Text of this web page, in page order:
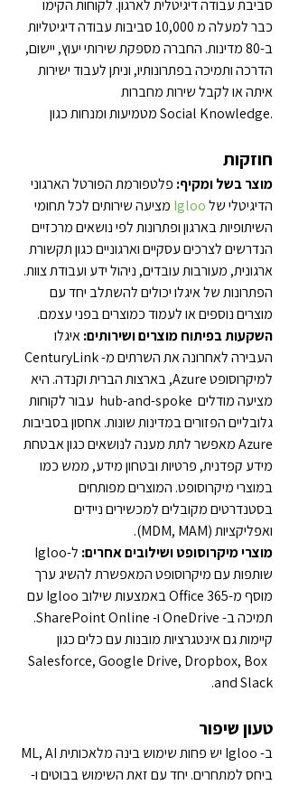
סביבת עבודה דיגיטלית לארגון. לקוחות הקימו
כבר למעלה מ 10,000 סביבות עבודה דיגיטליות
ב-80 מדינות. החברה מספקת שירותי יעוץ, יישום,
הדרכה ותמיכה בפתרונותיו, וניתן לעבוד ישירות
איתה או לקבל שירות מחברות
מטמיעות ומנחות כגון Social Knowledge.
חוזקות
מוצר בשל ומקיף: פלטפורמת הפורטל הארגוני
הדיגיטלי של Igloo מציעה שירותים לכל תחומי
השיתופיות בארגון ופתרונות לפי נושאים מרכזיים
הנדרשים לצרכים עסקיים וארגוניים כגון תקשורת
ארגונית, מעורבות עובדים, ניהול ידע ועבודת צוות.
הפתרונות של איגלו יכולים להשתלב יחד עם
מוצרים נוספים או לעמוד כמוצרים בפני עצמם.
השקעות בפיתוח מוצרים ושירותים: איגלו
למיקרוסופט Azure, בארצות הברית וקנדה. היא
מציעה מודלים  hub-and-spoke  עבור לקוחות
גלובליים הפזורים במדינות שונות. אחסון בסביבות
Azure מאפשר לתת מענה לנושאים כגון אבטחת
מידע קפדנית, פרטיות ובטחון מידע, ממש כמו
במוצרי מיקרוסופט. המוצרים מפותחים
בסטנדרטים מקובלים למכשירים ניידים
ואפליקציות (MDM, MAM).
מוצרי מיקרוסופט ושילובים אחרים:
שותפות עם מיקרוסופט המאפשרת להשיג ערך
מוסף מ-Office 365 באמצעות שילוב Igloo עם
תמיכה ב- OneDrive ו- SharePoint Online.
קיימות גם אינטגרציות מובנות עם כלים כגון
Salesforce, Google Drive, Dropbox, Box
and Slack.
טעון שיפור
ביחס למתחרים. יחד עם זאת השימוש בבוטים ו-